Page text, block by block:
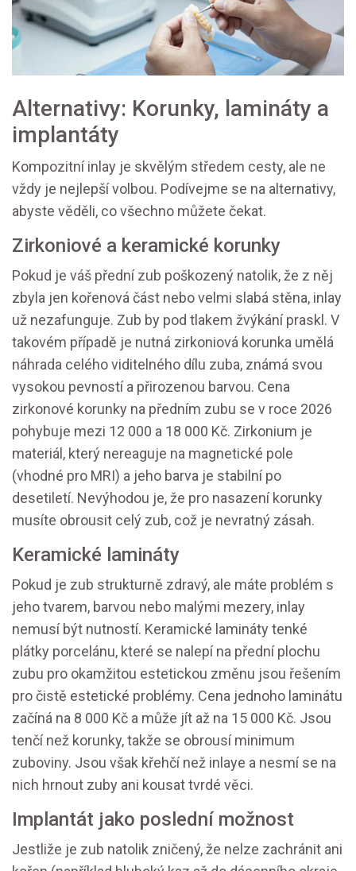
Alternativy: Korunky, lamináty a
implantáty
Kompozitní inlay je skvělým středem cesty, ale ne
vždy je nejlepší volbou. Podívejme se na alternativy,
abyste věděli, co všechno můžete čekat.
Zirkoniové a keramické korunky
Pokud je váš přední zub poškozený natolik, že z něj
zbyla jen kořenová část nebo velmi slabá stěna, inlay
už nezafunguje. Zub by pod tlakem žvýkání praskl. V
takovém případě je nutná zirkoniová korunka umělá
náhrada celého viditelného dílu zuba, známá svou
vysokou pevností a přirozenou barvou. Cena
zirkonové korunky na předním zubu se v roce 2026
pohybuje mezi 12 000 a 18 000 Kč. Zirkonium je
materiál, který nereaguje na magnetické pole
(vhodné pro MRI) a jeho barva je stabilní po
desetiletí. Nevýhodou je, že pro nasazení korunky
musíte obrousit celý zub, což je nevratný zásah.
Keramické lamináty
Pokud je zub strukturně zdravý, ale máte problém s
jeho tvarem, barvou nebo malými mezery, inlay
nemusí být nutností. Keramické lamináty tenké
plátky porcelánu, které se nalepí na přední plochu
zubu pro okamžitou estetickou změnu jsou řešením
pro čistě estetické problémy. Cena jednoho laminátu
začíná na 8 000 Kč a může jít až na 15 000 Kč. Jsou
tenčí než korunky, takže se obrousí minimum
zuboviny. Jsou však křehčí než inlaye a nesmí se na
nich hrnout zuby ani kousat tvrdé věci.
Implantát jako poslední možnost
Jestliže je zub natolik zničený, že nelze zachránit ani